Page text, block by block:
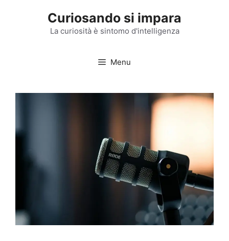
Curiosando si impara
La curiosità è sintomo d'intelligenza
Menu